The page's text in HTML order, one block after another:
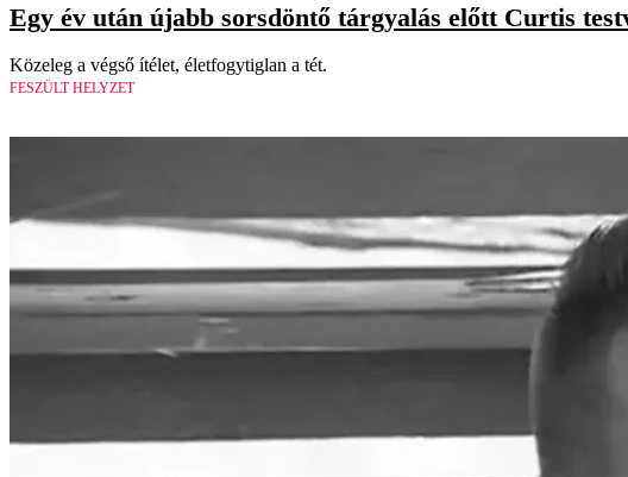
Egy év után újabb sorsdöntő tárgyalás előtt Curtis
Közeleg a végső ítélet, életfogytiglan a tét.
FESZÜLT HELYZET